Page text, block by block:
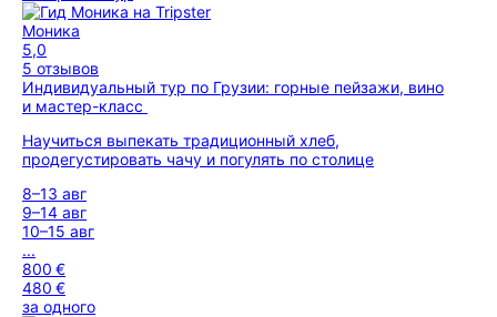
Моника
5,0
5 отзывов
Индивидуальный тур по Грузии: горные пейзажи, вино
и мастер-класс
Научиться выпекать традиционный хлеб,
продегустировать чачу и погулять по столице
8–13 авг
9–14 авг
10–15 авг
...
800 €
480 €
за одного